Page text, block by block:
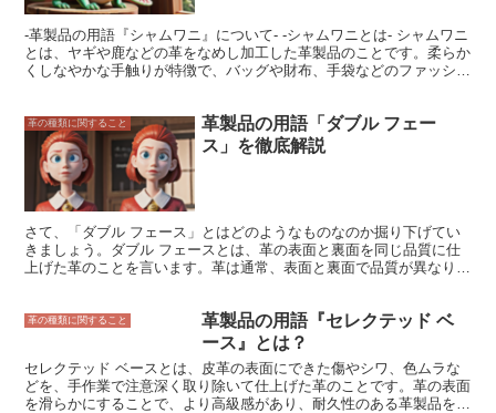
-革製品の用語『シャムワニ』について- -シャムワニとは- シャムワニ
とは、ヤギや鹿などの革をなめし加工した革製品のことです。柔らか
くしなやかな手触りが特徴で、バッグや財布、手袋などのファッショ
ロムなめし」と「タンニンなめし」の2つの方法があります。クロム
なめしは、クロム塩を使って革をなめす方法で、短時間でなめすこと
ができるのが特徴です。一方で、タンニンなめしは、植物由来のタン
ニンを使って革をなめす方法で、時間がかかりますが、より丈夫で耐
久性のある革に仕上がります。 シャムワニは、その柔らかさと耐久
性から、古くからさまざまな用途に使用されてきました。中世ヨーロ
ッパでは、シャムワニの革を手袋やブーツに使用することが流行し、
19世紀には、シャムワニの革をバッグや財布に使用するのが人気と
なりました。現在でも、シャムワニの革は、その高級感と耐久性か
革の種類に関すること
革製品の用語「ダブル フェー
ス」を徹底解説
さて、「ダブル フェース」とはどのようなものなのか掘り下げてい
きましょう。ダブル フェースとは、革の表面と裏面を同じ品質に仕
上げた革のことを言います。革は通常、表面と裏面で品質が異なりま
合、表面と裏面を同じ品質に仕上げるために、キズやシワが少ない良
質な部分のみを使用します。そのため、ダブル フェースは通常の革
革の種類に関すること
革製品の用語『セレクテッド ベ
ース』とは？
セレクテッド ベースとは、皮革の表面にできた傷やシワ、色ムラな
どを、手作業で注意深く取り除いて仕上げた革のことです。革の表面
を滑らかにすることで、より高級感があり、耐久性のある革製品を作